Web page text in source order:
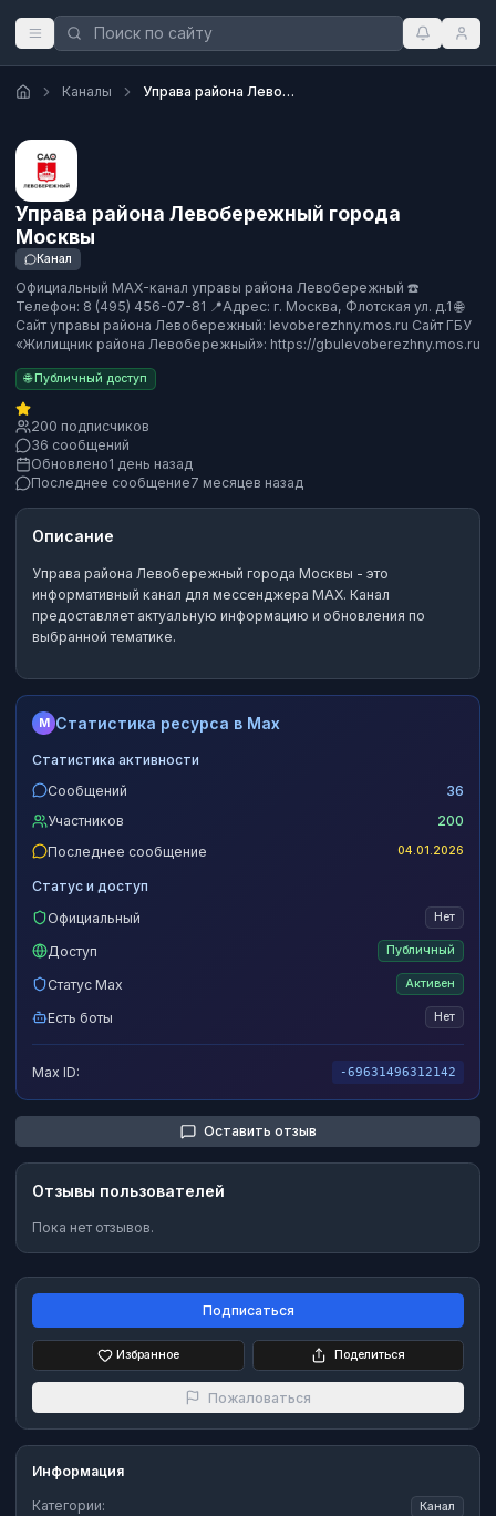
Каналы Управа района Левобережный города Москвы
Управа района Левобережный города
Москвы
Канал
Официальный MAX-канал управы района Левобережный ☎️
Телефон: 8 (495) 456-07-81 📍Адрес: г. Москва, Флотская ул. д.1 🌐
Сайт управы района Левобережный: levoberezhny.mos.ru Сайт ГБУ
«Жилищник района Левобережный»: https://gbulevoberezhny.mos.ru
🌐 Публичный доступ
200 подписчиков
36 сообщений
Обновлено1 день назад
Последнее сообщение7 месяцев назад
Описание
Управа района Левобережный города Москвы - это
информативный канал для мессенджера MAX. Канал
предоставляет актуальную информацию и обновления по
выбранной тематике.
M Статистика ресурса в Max
Статистика активности
Сообщений
36
Участников
200
Последнее сообщение
04.01.2026
Статус и доступ
Официальный
Нет
Доступ Публичный
Статус Max Активен
Есть боты Нет
Max ID: -69631496312142
Оставить отзыв
Отзывы пользователей
Пока нет отзывов.
Подписаться
Избранное Поделиться
Пожаловаться
Информация
Категории: Канал